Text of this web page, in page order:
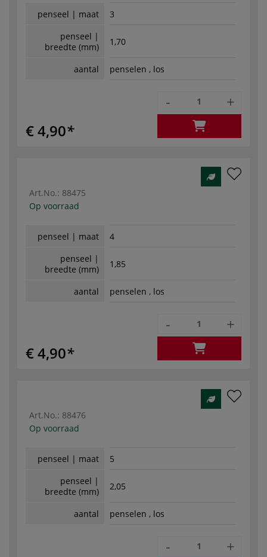
penseel | maat
3
penseel |
breedte (mm)
1,70
aantal penselen , los
€ 4,90
- +
Art.No.: 88475
Op voorraad
penseel | maat
4
penseel |
breedte (mm)
1,85
aantal penselen , los
€ 4,90
- +
Art.No.: 88476
Op voorraad
penseel | maat
5
penseel |
breedte (mm)
2,05
aantal penselen , los
- +